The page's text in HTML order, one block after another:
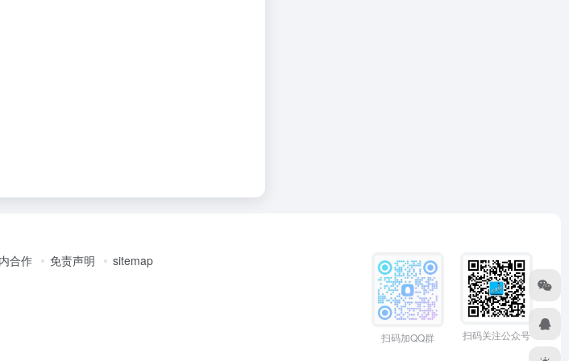
合作 免责声明 sitemap
扫码加QQ群 扫码关注公众号